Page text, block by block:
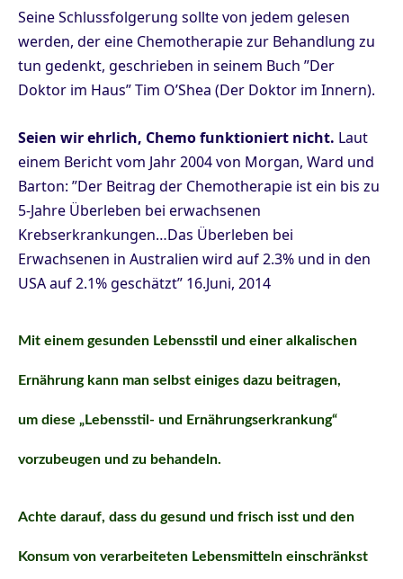
Seine Schlussfolgerung sollte von jedem gelesen
werden, der eine Chemotherapie zur Behandlung zu
tun gedenkt, geschrieben in seinem Buch ”Der
Doktor im Haus” Tim O’Shea (Der Doktor im Innern).
Seien wir ehrlich, Chemo funktioniert nicht. Laut
einem Bericht vom Jahr 2004 von Morgan, Ward und
Barton: ”Der Beitrag der Chemotherapie ist ein bis zu
5-Jahre Überleben bei erwachsenen
Krebserkrankungen…Das Überleben bei
Erwachsenen in Australien wird auf 2.3% und in den
USA auf 2.1% geschätzt” 16.Juni, 2014
Mit einem gesunden Lebensstil und einer alkalischen
Ernährung kann man selbst einiges dazu beitragen,
um diese „Lebensstil- und Ernährungserkrankung“
vorzubeugen und zu behandeln.
Achte darauf, dass du gesund und frisch isst und den
Konsum von verarbeiteten Lebensmitteln einschränkst